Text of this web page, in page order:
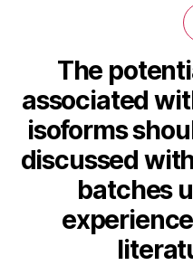
The
associated
isoforms
discussed
batches